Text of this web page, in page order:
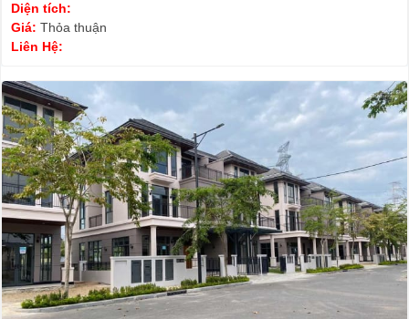
Diện tích:
Giá: Thỏa thuận
Liên Hệ: